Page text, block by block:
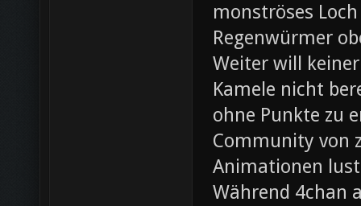
monströses
Regenwürmer
Weiter will
Kamele nicht
ohne Punkte zu
Community von
Animationen
Während 4chan